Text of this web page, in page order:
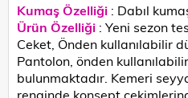
Kumaş Özelliği : Dabıl
Ürün Özelliği : Yeni sezon
Ceket, Önden kullanılabilir
Pantolon, önden
bulunmaktadır. Kemeri
renginde konsept